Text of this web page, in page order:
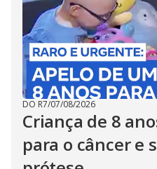
DO R7/07/08/2026
Criança de 8
para o câncer e